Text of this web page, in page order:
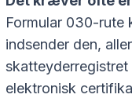
Formular 030-rute
indsender den,
elektronisk